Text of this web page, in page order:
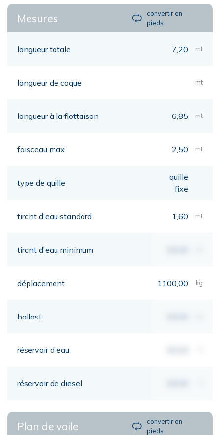
Mesures
convertir en
pieds
longueur totale 7,20 mt
longueur de coque mt
longueur à la flottaison 6,85 mt
faisceau max 2,50 mt
type de quille
quille
fixe
tirant d'eau standard 1,60 mt
tirant d'eau minimum
déplacement 1100,00 kg
ballast
réservoir d'eau
réservoir de diesel
Plan de voile
convertir en
pieds